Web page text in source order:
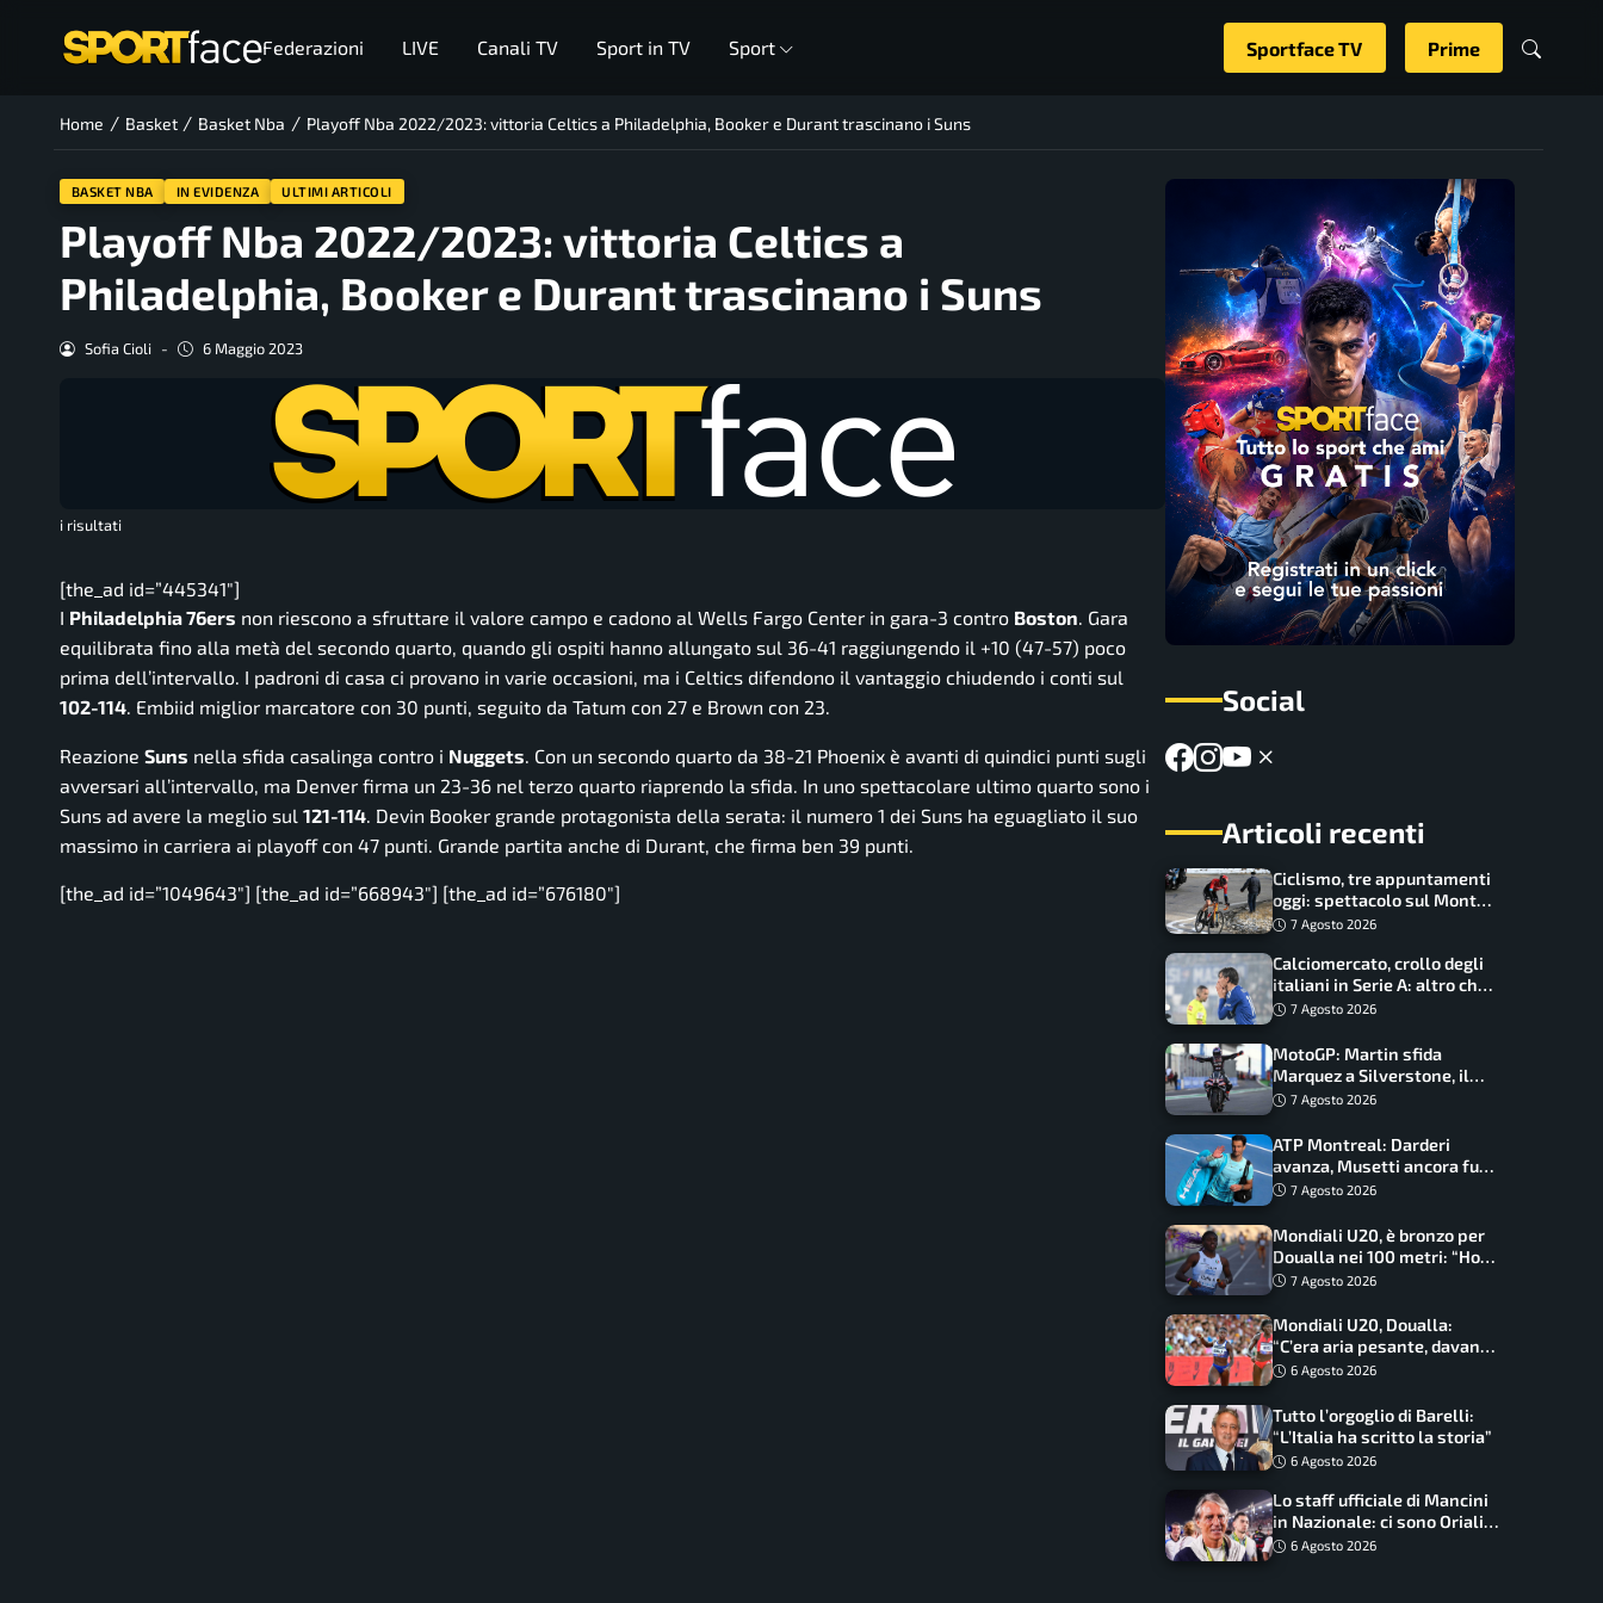
Federazioni LIVE Canali TV Sport in TV Sport Sportface TV Prime
Home / Basket / Basket Nba / Playoff Nba 2022/2023: vittoria Celtics a Philadelphia, Booker e Durant trascinano i Suns
BASKET NBA IN EVIDENZA ULTIMI ARTICOLI
Playoff Nba 2022/2023: vittoria Celtics a
Philadelphia, Booker e Durant trascinano i Suns
Sofia Cioli - 6 Maggio 2023
i risultati
[the_ad id=”445341″]
I Philadelphia 76ers non riescono a sfruttare il valore campo e cadono al Wells Fargo Center in gara-3 contro Boston. Gara
equilibrata fino alla metà del secondo quarto, quando gli ospiti hanno allungato sul 36-41 raggiungendo il +10 (47-57) poco
prima dell’intervallo. I padroni di casa ci provano in varie occasioni, ma i Celtics difendono il vantaggio chiudendo i conti sul
102-114. Embiid miglior marcatore con 30 punti, seguito da Tatum con 27 e Brown con 23.
Reazione Suns nella sfida casalinga contro i Nuggets. Con un secondo quarto da 38-21 Phoenix è avanti di quindici punti sugli
avversari all’intervallo, ma Denver firma un 23-36 nel terzo quarto riaprendo la sfida. In uno spettacolare ultimo quarto sono i
Suns ad avere la meglio sul 121-114. Devin Booker grande protagonista della serata: il numero 1 dei Suns ha eguagliato il suo
massimo in carriera ai playoff con 47 punti. Grande partita anche di Durant, che firma ben 39 punti.
[the_ad id=”1049643″] [the_ad id=”668943″] [the_ad id=”676180″]
Social
Articoli recenti
Ciclismo, tre appuntamenti
oggi: spettacolo sul Mont
Ventoux, orari e come
7 Agosto 2026
Calciomercato, crollo degli
italiani in Serie A: altro che
svolta dopo il Mondiale
7 Agosto 2026
MotoGP: Martin sfida
Marquez a Silverstone, il
programma e gli orari
7 Agosto 2026
ATP Montreal: Darderi
avanza, Musetti ancora fuori
con Jodar
7 Agosto 2026
Mondiali U20, è bronzo per
Doualla nei 100 metri: “Ho
scacciato l’ansia”
7 Agosto 2026
Mondiali U20, Doualla:
“C’era aria pesante, davano
le mascherine! Finale? Non
6 Agosto 2026
Tutto l’orgoglio di Barelli:
“L’Italia ha scritto la storia”
6 Agosto 2026
Lo staff ufficiale di Mancini
in Nazionale: ci sono Oriali e
Bonucci, confermato un
6 Agosto 2026